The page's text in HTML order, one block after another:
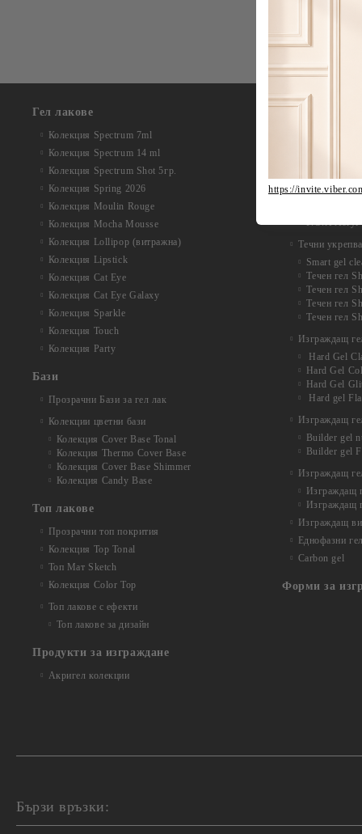
Гел лакове
Колекция Spectrum 7ml
Колекция Spectrum 14 ml
Колекция Spectrum Shot 5гр.
Колекция Spring 2026
Колекция Moulin Rouge
Колекция Mocha Mousse
Колекция Lollipop (витражна)
Колекция Lipstick
Колекция Cat Eye
Колекция Cat Eye Galaxy
Колекция Sparkle
Колекция Touch
Колекция Party
Бази
Прозрачни Бази за гел лак
Колекции цветни бази
Колекция Cover Base Tonal
Колекция Thermo Cover Base
Колекция Cover Base Shimmer
Колекция Candy Base
Топ лакове
Прозрачни топ покрития
Колекция Top Tonal
Топ Мат Sketch
Колекция Color Top
Топ лакове с ефекти
Топ лакове за дизайн
Продукти за изграждане
Акригел колекции
Acryl Gel
Колекция
Течни
Smart gel
Течен гел
Течен гел
Течен гел
Течен гел
Изграждащ
Hard Gel
Hard Gel
Hard Gel
Hard gel
Изграждащ
Builder gel
Builder gel
Изграждащ
Изграждащ
Изграждащ
Изграждащ
Еднофазни
Carbon gel
Форми за
Бързи връзки:
https://